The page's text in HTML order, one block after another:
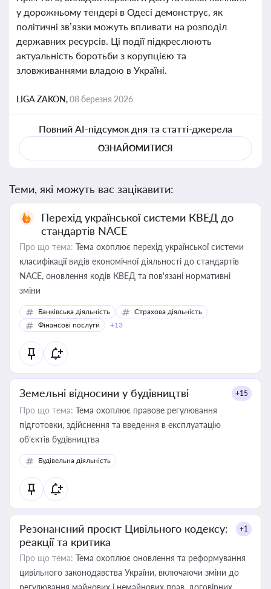
у дорожньому тендері в Одесі демонструє, як
політичні зв’язки можуть впливати на розподіл
державних ресурсів. Ці події підкреслюють
актуальність боротьби з корупцією та
зловживаннями владою в Україні.
LIGA ZAKON,08 березня 2026
Повний AI-підсумок дня та статті-джерела
ОЗНАЙОМИТИСЯ
Теми, які можуть вас зацікавити:
Перехід української системи КВЕД до
стандартів NACE
Про що тема: Тема охоплює перехід української системи
класифікації видів економічної діяльності до стандартів
NACE, оновлення кодів КВЕД та пов'язані нормативні
зміни
Банківська діяльність
Страхова діяльність
Фінансові послуги
+13
Земельні відносини у будівництві +15
Про що тема: Тема охоплює правове регулювання
підготовки, здійснення та введення в експлуатацію
об’єктів будівництва
Будівельна діяльність
Резонансний проєкт Цивільного кодексу:
реакції та критика
+1
Про що тема: Тема охоплює оновлення та реформування
цивільного законодавства України, включаючи зміни до
регулювання майнових і немайнових прав, договірних